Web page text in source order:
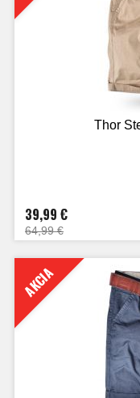
Thor
39,99 €
64,99 €
AKCIA